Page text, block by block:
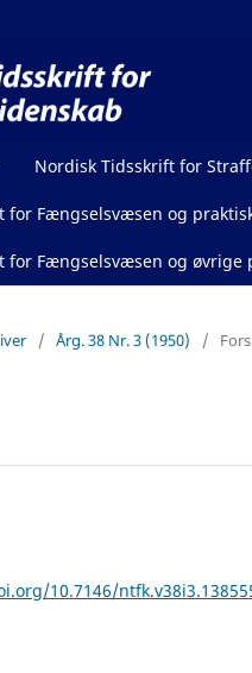
Nordisk Tidsskrift for
for Fængselsvæsen og
for Fængselsvæsen og
/ Årg. 38 Nr. 3 (1950) /
10.7146/